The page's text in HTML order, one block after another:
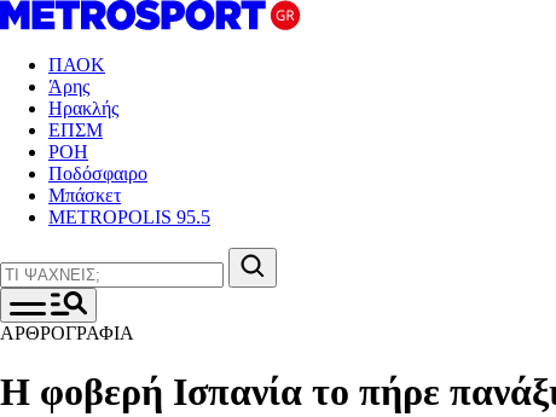
ΠΑΟΚ
Άρης
Ηρακλής
ΕΠΣΜ
ΡΟΗ
Ποδόσφαιρο
Μπάσκετ
METROPOLIS 95.5
ΑΡΘΡΟΓΡΑΦΙΑ
Η φοβερή Ισπανία το πήρε